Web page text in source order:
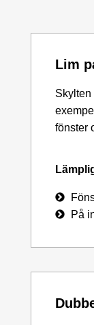
Lim
Skylten
fönster
På